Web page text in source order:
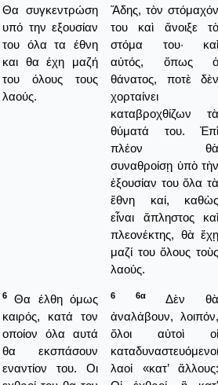
Θα συγκεντρώση
υπό την εξουσίαν
του όλα τα έθνη
και θα έχη μαζή
του όλους τους
λαούς.
Ἅδης, τὸν στόμαχόν
του καὶ ἄνοιξε τὸ
στόμα του· καὶ
αὐτός, ὅπως ὁ
θάνατος, ποτὲ δὲν
χορταίνει
καταβροχθίζων τὰ
θύματά του. Ἐπὶ
πλέον θὰ
συναθροίσῃ ὑπὸ τὴν
ἐξουσίαν του ὅλα τὰ
ἔθνη καί, καθὼς
εἶναι ἄπληστος καὶ
πλεονέκτης, θὰ ἔχῃ
μαζί του ὅλους τοὺς
λαούς.
6
Θα έλθη όμως
καιρός, κατά τον
οποίον όλα αυτά
θα εκσπάσουν
εναντίον του. Οι
6 6α
Δὲν θὰ
ἀναλάβουν, λοιπόν,
ὅλοι αὐτοὶ οἱ
καταδυναστευόμενοι
λαοί «κατ’ ἄλλους: